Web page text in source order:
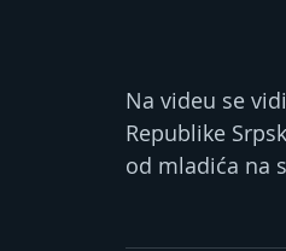
Na videu se
Republike
od mladića na